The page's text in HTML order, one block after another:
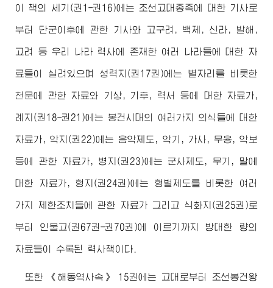
이 책의 세기(권1-권16)에는 조선고대종족에 대한 기사로
부터 단군이후에 관한 기사와 고구려, 백제, 신라, 발해,
고려 등 우리 나라 력사에 존재한 여러 나라들에 대한 자
료들이 실려있으며 성력지(권17권)에는 별자리를 비롯한
천문에 관한 자료와 기상, 기후, 력서 등에 대한 자료가,
례지(권18-권21)에는 봉건시대의 여러가지 의식들에 대한
자료가, 악지(권22)에는 음악제도, 악기, 가사, 무용, 악보
등에 관한 자료가, 병지(권23)에는 군사제도, 무기, 말에
대한 자료가, 형지(권24권)에는 형벌제도를 비롯한 여러
가지 제한조치들에 관한 자료가 그리고 식화지(권25권)로
부터 인물고(권67권-권70권)에 이르기까지 방대한 량의
자료들이 수록된 력사책이다.
또한 《해동역사속》 15권에는 고대로부터 조선봉건왕